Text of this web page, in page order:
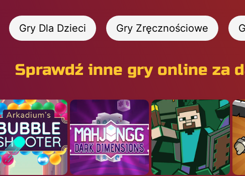
Gry Dla Dzieci Gry Zręcznościowe
Sprawdź inne gry online za